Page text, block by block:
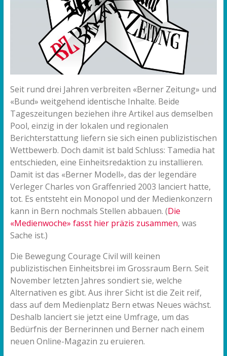
Seit rund drei Jahren verbreiten «Berner Zeitung» und
«Bund» weitgehend identische Inhalte. Beide
Tageszeitungen beziehen ihre Artikel aus demselben
Pool, einzig in der lokalen und regionalen
Berichterstattung liefern sie sich einen publizistischen
Wettbewerb. Doch damit ist bald Schluss: Tamedia hat
entschieden, eine Einheitsredaktion zu installieren.
Damit ist das «Berner Modell», das der legendäre
Verleger Charles von Graffenried 2003 lanciert hatte,
tot. Es entsteht ein Monopol und der Medienkonzern
kann in Bern nochmals Stellen abbauen. (Die
«Medienwoche» fasst hier präzis zusammen, was
Sache ist.)
Die Bewegung Courage Civil will keinen
publizistischen Einheitsbrei im Grossraum Bern. Seit
November letzten Jahres sondiert sie, welche
Alternativen es gibt. Aus ihrer Sicht ist die Zeit reif,
dass auf dem Medienplatz Bern etwas Neues wächst.
Deshalb lanciert sie jetzt eine Umfrage, um das
Bedürfnis der Bernerinnen und Berner nach einem
neuen Online-Magazin zu eruieren.